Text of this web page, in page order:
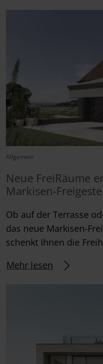
Allgemein
Neue FreiRäume
Markisen-
Ob auf der Terrasse
das neue Markisen-
schenkt Ihnen die
Mehr lesen